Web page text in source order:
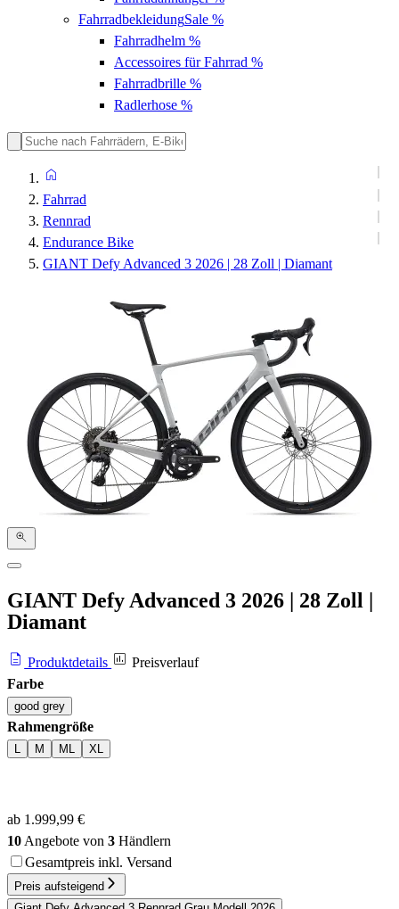
FahrradbekleidungSale %
Fahrradhelm %
Accessoires für Fahrrad %
Fahrradbrille %
Radlerhose %
Fahrrad
Rennrad
Endurance Bike
GIANT Defy Advanced 3 2026 | 28 Zoll | Diamant
GIANT Defy Advanced 3 2026 | 28 Zoll |
Diamant
Produktdetails
Preisverlauf
Farbe
good grey
Rahmengröße
L M ML XL
ab 1.999,99 €
10 Angebote von 3 Händlern
Gesamtpreis inkl. Versand
Preis aufsteigend